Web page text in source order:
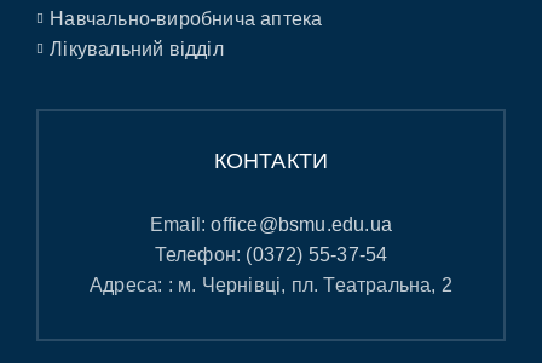
Навчально-виробнича аптека
Лікувальний відділ
КОНТАКТИ
Email:office@bsmu.edu.ua
Телефон: (0372) 55-37-54
Адреса: : м. Чернівці, пл. Театральна, 2